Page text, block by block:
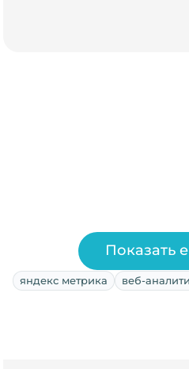
яндекс метрика веб-
Показать